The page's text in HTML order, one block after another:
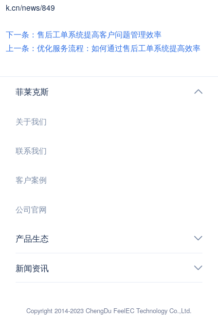
k.cn/news/849
下一条：售后工单系统提高客户问题管理效率
上一条：优化服务流程：如何通过售后工单系统提高效率
菲莱克斯
关于我们
联系我们
客户案例
公司官网
产品生态
新闻资讯
Copyright 2014-2023 ChengDu FeelEC Technology Co.,Ltd.